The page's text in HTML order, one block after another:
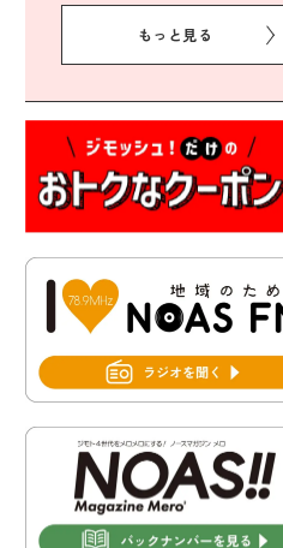
地震義援金の受付について
務委託に係る質問回答につい
2026年7月31日 市税等の納付
書が変わります！
2026年7月30日 豊前市立学校
2026年7月30日 豊前市立学校
いて≫
2026年7月29日 豊前市指定ご
み袋販売のお知らせ
もっと見る